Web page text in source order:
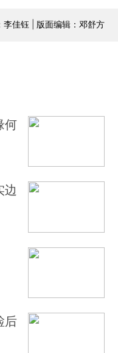
李佳钰 | 版面编辑：邓舒方
何
边
后